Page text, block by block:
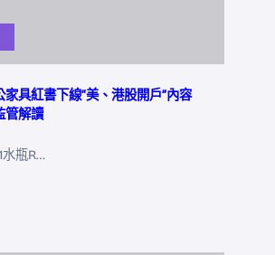
家具紅書下線“美、港股開戶”內容
管解讀
水瓶R…